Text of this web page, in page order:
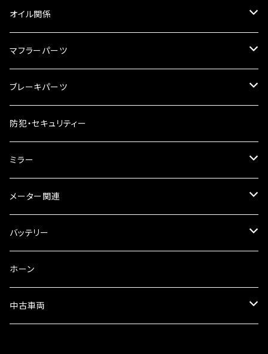
リアBOX
ハードケース
タンクキャップ
タンクシール
ケミカル
オイル関係
4スト用エンジンオイル
2スト用エンジンオイル
ギアオイル
オイルクーラー
ラジエーター
フォークオイル
マフラーパーツ
マフラーガード
バンテージタイプ
スリップオン
サイレンサー
ブレーキパーツ
ブレーキシュー
ブレーキパット
ブレーキオイル
その他
防犯・セキュリティー
ミラー
ミラー本体
ミラーアダプター
ミラーその他
メーター関連
スピードメーター
タコメーター
セット
バッテリー
バッテリー充電器
ホーン
中古車両